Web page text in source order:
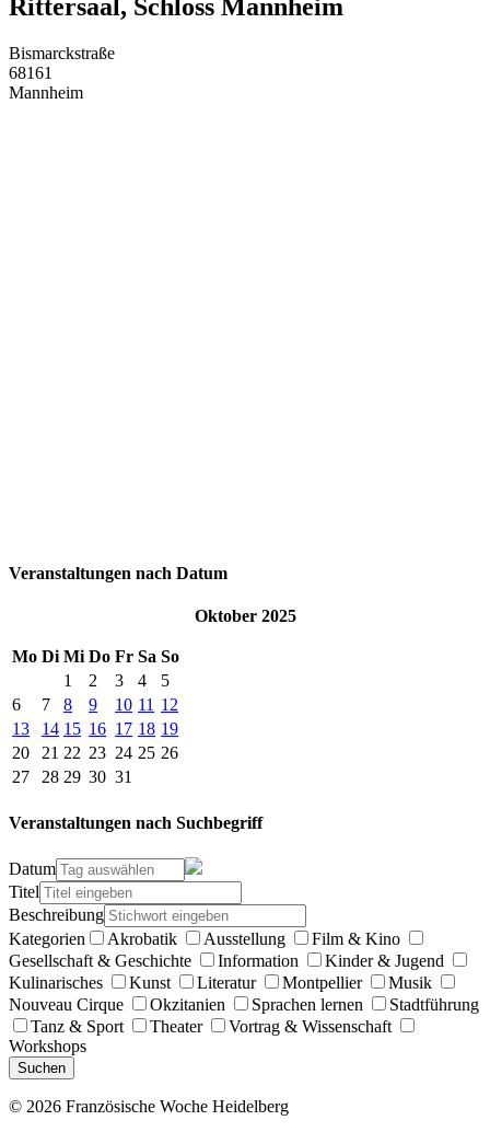
Rittersaal, Schloss Mannheim
Bismarckstraße
68161
Mannheim
Veranstaltungen nach Datum
Oktober 2025
Mo Di Mi Do Fr Sa So
1
2 3 4
5
6
7 8 9 10 11 12
13
14 15 16 17 18 19
20
21 22 23 24 25 26
27
28 29 30 31
Veranstaltungen nach Suchbegriff
Datum
Titel
Beschreibung
Kategorien
Akrobatik Ausstellung
Film & Kino
Gesellschaft & Geschichte
Information
Kinder & Jugend
Kulinarisches
Kunst Literatur Montpellier
Musik
Nouveau Cirque
Okzitanien Sprachen lernen
Stadtführung
Tanz & Sport
Theater
Vortrag & Wissenschaft
Workshops
Suchen
© 2026 Französische Woche Heidelberg